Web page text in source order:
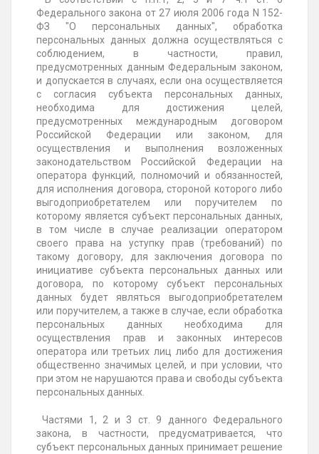
Федерального закона от 27 июля 2006 года N 152-
ФЗ "О персональных данных", обработка
персональных данных должна осуществляться с
соблюдением, в частности, правил,
предусмотренных данным Федеральным законом,
и допускается в случаях, если она осуществляется
с согласия субъекта персональных данных,
необходима для достижения целей,
предусмотренных международным договором
Российской Федерации или законом, для
осуществления и выполнения возложенных
законодательством Российской Федерации на
оператора функций, полномочий и обязанностей,
для исполнения договора, стороной которого либо
выгодоприобретателем или поручителем по
которому является субъект персональных данных,
в том числе в случае реализации оператором
своего права на уступку прав (требований) по
такому договору, для заключения договора по
инициативе субъекта персональных данных или
договора, по которому субъект персональных
данных будет являться выгодоприобретателем
или поручителем, а также в случае, если обработка
персональных данных необходима для
осуществления прав и законных интересов
оператора или третьих лиц либо для достижения
общественно значимых целей, и при условии, что
при этом не нарушаются права и свободы субъекта
персональных данных.
Частями 1, 2 и 3 ст. 9 данного Федерального
закона, в частности, предусматривается, что
субъект персональных данных принимает решение